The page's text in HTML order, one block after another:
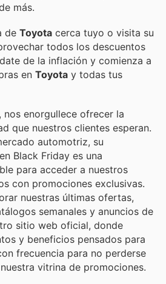
más.
de Toyota cerca tuyo o visita su
todos los descuentos
de la inflación y comienza a
en Toyota y todas tus
nos enorgullece ofrecer la
que nuestros clientes esperan.
automotriz, su
Black Friday es una
para acceder a nuestros
con promociones exclusivas.
nuestras últimas ofertas,
semanales y anuncios de
sitio web oficial, donde
y beneficios pensados para
frecuencia para no perderse
vitrina de promociones.